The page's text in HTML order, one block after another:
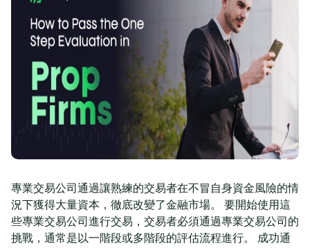
專業交易公司通過讓熟練的交易者在不冒自身資金風險的情
況下獲得大量資本，徹底改變了金融市場。 要開始使用這
些專業交易公司進行交易，交易者必須通過專業交易公司的
挑戰，通常是以一階段或多階段的評估流程進行。 成功通